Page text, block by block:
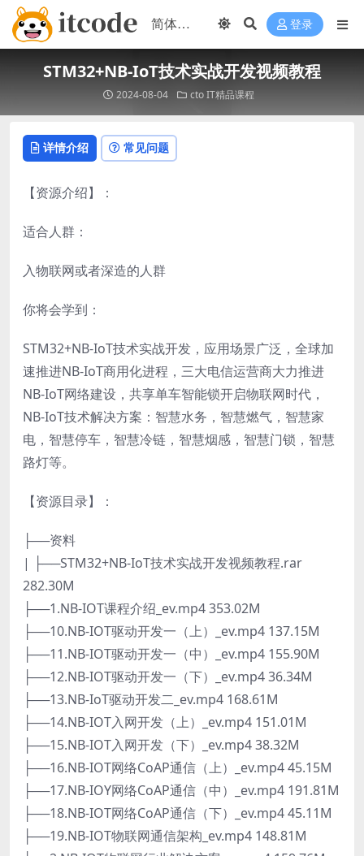
登录
STM32+NB-IoT技术实战开发视频教程
2024-08-04 ctoIT精品课程
详情介绍 常见问题
【资源介绍】：
适合人群：
入物联网或者深造的人群
你将会学到：
STM32+NB-IoT技术实战开发，应用场景广泛，全球加
速推进NB-IoT商用化进程，三大电信运营商大力推进
NB-IoT网络建设，共享单车智能锁开启物联网时代，
NB-IoT技术解决方案：智慧水务，智慧燃气，智慧家
电，智慧停车，智慧冷链，智慧烟感，智慧门锁，智慧
路灯等。
【资源目录】：
├──资料
| ├──STM32+NB-IoT技术实战开发视频教程.rar
282.30M
├──1.NB-IOT课程介绍_ev.mp4 353.02M
├──10.NB-IOT驱动开发一（上）_ev.mp4 137.15M
├──11.NB-IOT驱动开发一（中）_ev.mp4 155.90M
├──12.NB-IOT驱动开发一（下）_ev.mp4 36.34M
├──13.NB-IoT驱动开发二_ev.mp4 168.61M
├──14.NB-IOT入网开发（上）_ev.mp4 151.01M
├──15.NB-IOT入网开发（下）_ev.mp4 38.32M
├──16.NB-IOT网络CoAP通信（上）_ev.mp4 45.15M
├──17.NB-IOY网络CoAP通信（中）_ev.mp4 191.81M
├──18.NB-IOT网络CoAP通信（下）_ev.mp4 45.11M
├──19.NB-IOT物联网通信架构_ev.mp4 148.81M